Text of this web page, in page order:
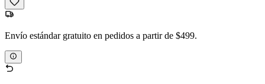
Envío estándar gratuito en pedidos a partir de $499.